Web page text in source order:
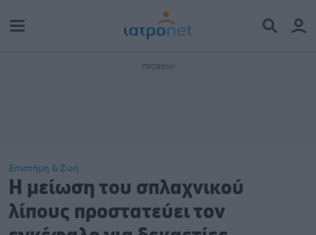
Επιστήμη & Ζωή
Η μείωση του σπλαχνικού
λίπους προστατεύει τον